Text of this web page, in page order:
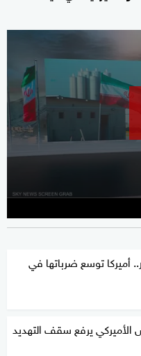
seconds
minute,
26
seconds
أميركا توسع ضرباتها في
الأميركي يرفع سقف التهديد